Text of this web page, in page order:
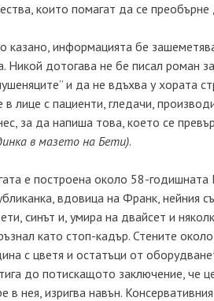
които помагат да се преобърне
казано, информацията бе
Никой дотогава не бе писал роман
и да не вдъхва у хората
в лице с пациенти, гледачи,
за да напиша това, което се
в мазето на Бети).
е построена около 58-
вдовица на Франк, нейния
синът и, умира на двайсет и
като стоп-кадър. Стените
с цветя и остатъци от
до потискащото заключение, че
в нея, изригва навън.